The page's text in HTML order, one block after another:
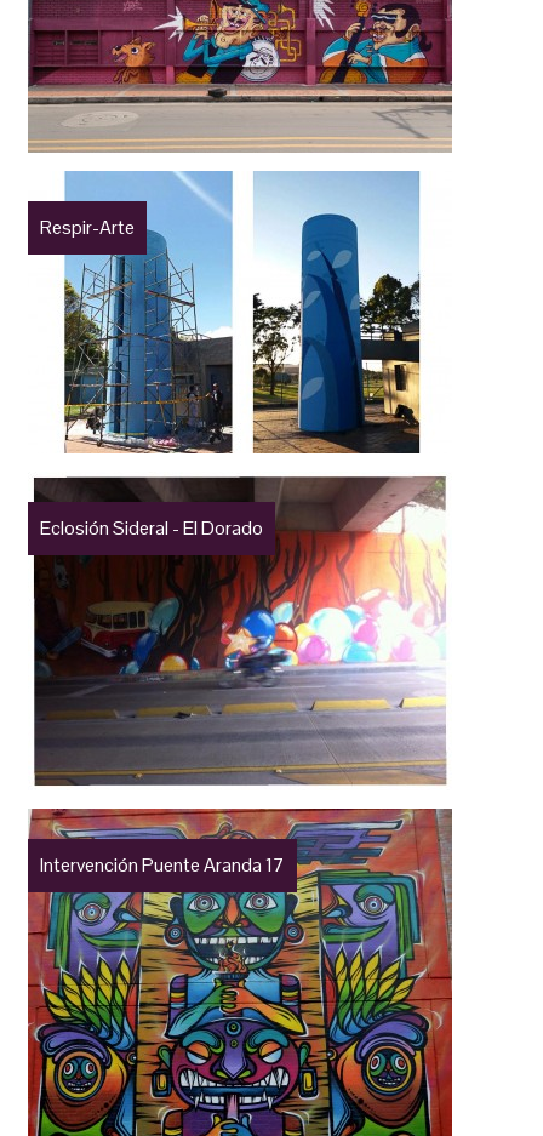
Respir-Arte
Eclosión Sideral - El Dorado
Intervención Puente Aranda 17